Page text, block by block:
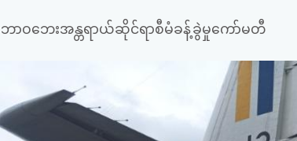
ာဝဘေးအန္တရာယ်ဆိုင်ရာစီမံခန့်ခွဲမှုကော်မတီ